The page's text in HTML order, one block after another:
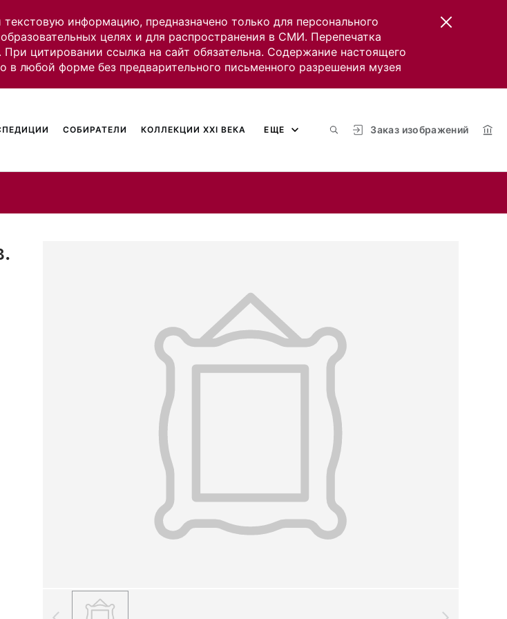
информацию, предназначено только для персонального
целях и для распространения в СМИ. Перепечатка
цитировании ссылка на сайт обязательна. Содержание настоящего
любой форме без предварительного письменного разрешения музея
Заказ изображений
СОБИРАТЕЛИ КОЛЛЕКЦИИ XXI ВЕКА ЕЩЕ